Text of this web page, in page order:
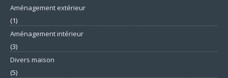
Aménagement extérieur
(1)
Aménagement intérieur
(3)
Divers maison
(5)